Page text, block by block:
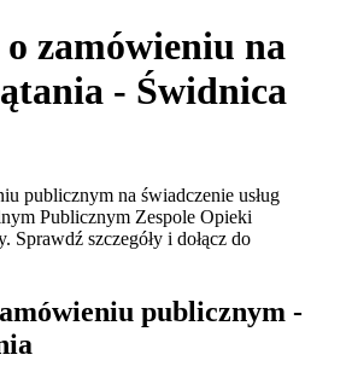
o zamówieniu na
- Świdnica
publicznym na świadczenie usług
Publicznym Zespole Opieki
szczegóły i dołącz do
publicznym -